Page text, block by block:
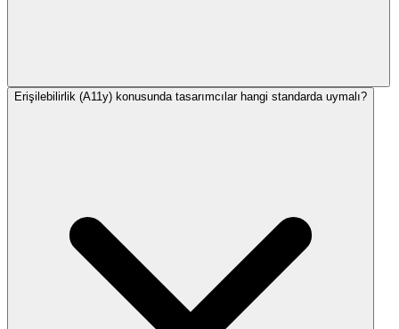
Erişilebilirlik (A11y) konusunda tasarımcılar hangi standarda uymalı?